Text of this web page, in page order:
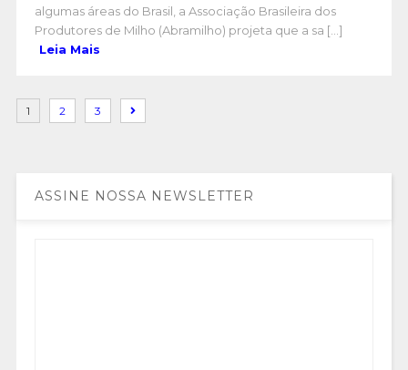
algumas áreas do Brasil, a Associação Brasileira dos
Produtores de Milho (Abramilho) projeta que a sa [...]
Leia Mais
1 2 3
ASSINE NOSSA NEWSLETTER